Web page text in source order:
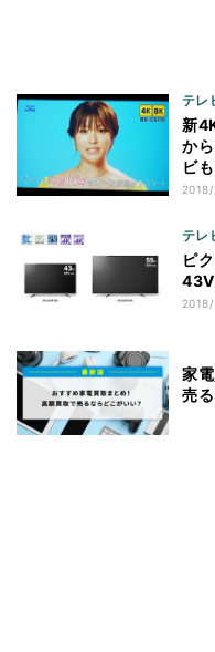
テレ
新
か
ビ
テレ
ピ
43V
家
売